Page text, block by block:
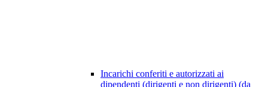
Incarichi conferiti e autorizzati ai
dipendenti (dirigenti e non dirigenti) (da